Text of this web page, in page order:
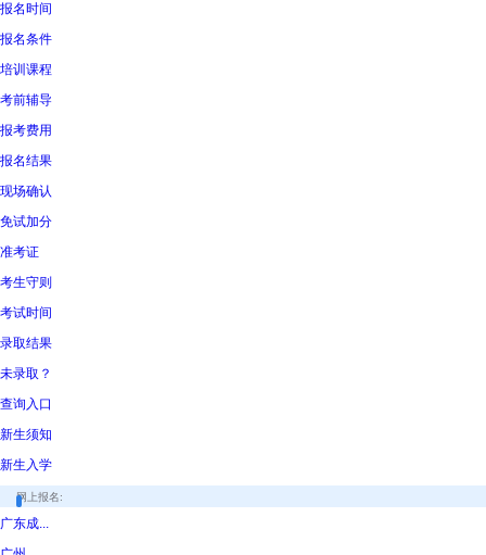
报名时间
报名条件
培训课程
考前辅导
报考费用
报名结果
现场确认
免试加分
准考证
考生守则
考试时间
录取结果
未录取？
查询入口
新生须知
新生入学
网上报名:
广东成...